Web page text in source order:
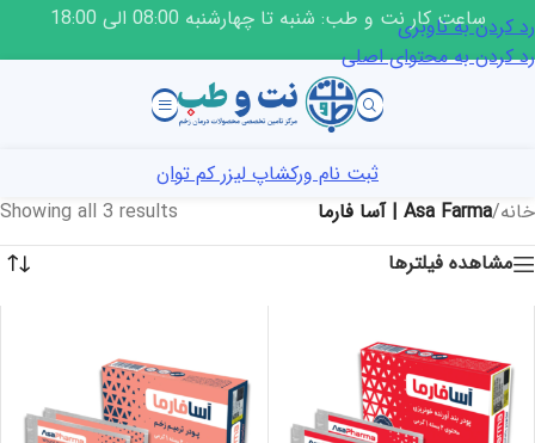
رد کردن به ناوبری
رد کردن به محتوای اصلی
ساعت کار نت و طب: شنبه تا چهارشنبه 08:00 الی 18:00
ثبت نام ورکشاپ لیزر کم توان
خانه/Asa Farma | آسا فارما
Showing all 3 results
مشاهده فیلترها